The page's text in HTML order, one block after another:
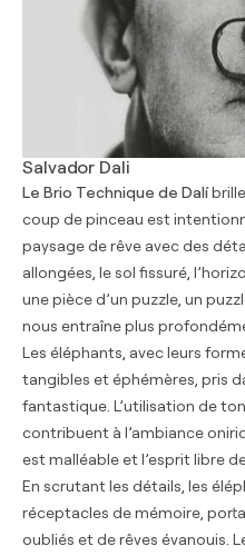
Salvador Dali
Le Brio Technique de Dalí
coup de pinceau est
paysage de rêve avec des
allongées, le sol fissuré,
une pièce d’un puzzle, un
nous entraîne plus
Les éléphants, avec leurs
tangibles et éphémères, pris
fantastique. L’utilisation de
contribuent à l’ambiance
est malléable et l’esprit libre
En scrutant les détails, les
réceptacles de mémoire,
oubliés et de rêves évanouis.